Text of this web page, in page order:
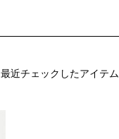
最近チェックしたアイテム